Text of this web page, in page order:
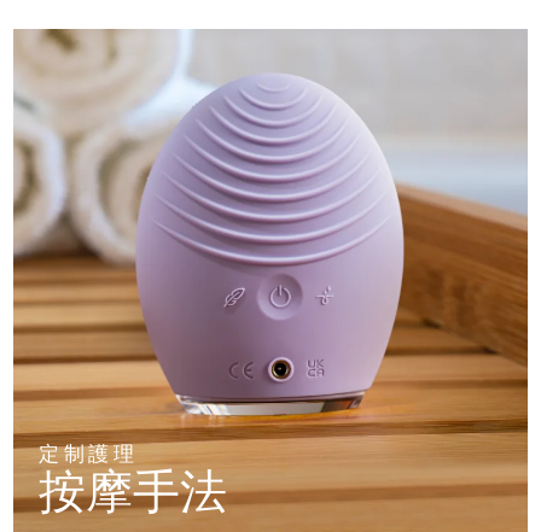
定制護理
按摩手法